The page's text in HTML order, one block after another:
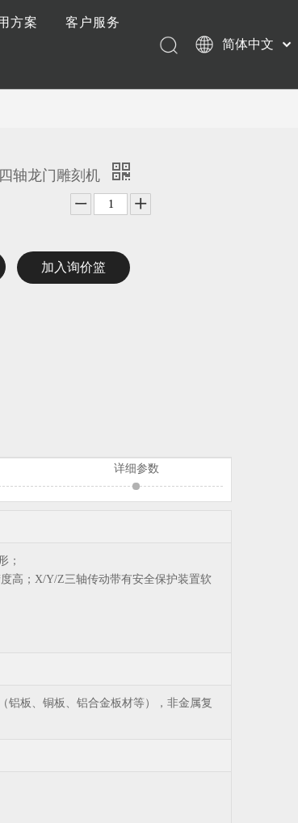
方案 客户服务
资料下载
简体中文
轴龙门雕刻机
加入询价篮
详细参数
；
高；X/Y/Z三轴传动带有安全保护装置软
铝板、铜板、铝合金板材等），非金属复